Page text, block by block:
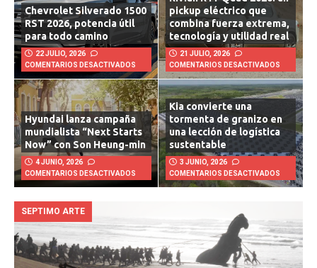
Chevrolet Silverado 1500
RST 2026, potencia útil
para todo camino
22 JULIO, 2026
COMENTARIOS DESACTIVADOS
Rivian R1T Quad 2026: un
pickup eléctrico que
combina fuerza extrema,
tecnología y utilidad real
21 JULIO, 2026
COMENTARIOS DESACTIVADOS
Hyundai lanza campaña
mundialista “Next Starts
Now” con Son Heung-min
4 JUNIO, 2026
COMENTARIOS DESACTIVADOS
Kia convierte una
tormenta de granizo en
una lección de logística
sustentable
3 JUNIO, 2026
COMENTARIOS DESACTIVADOS
SEPTIMO ARTE